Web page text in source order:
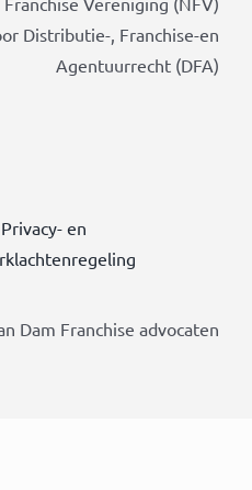
Distributie-, Franchise-en
Agentuurrecht (DFA)
Privacy- en
Dam Franchise advocaten